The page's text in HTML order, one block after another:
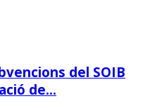
del SOIB
de...